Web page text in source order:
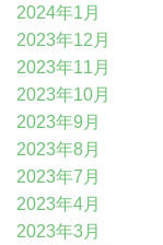
2024年1月
2023年12月
2023年11月
2023年10月
2023年9月
2023年8月
2023年7月
2023年4月
2023年3月